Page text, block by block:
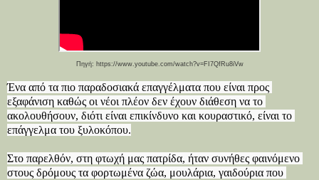
Πηγή: https://www.youtube.com/watch?v=FI7QfRu8iVw
Ένα από τα πιο παραδοσιακά επαγγέλματα που είναι προς
εξαφάνιση καθώς οι νέοι πλέον δεν έχουν διάθεση να το
ακολουθήσουν, διότι είναι επικίνδυνο και κουραστικό, είναι το
επάγγελμα του ξυλοκόπου.
Στο παρελθόν, στη φτωχή μας πατρίδα, ήταν συνήθες φαινόμενο
στους δρόμους τα φορτωμένα ζώα, μουλάρια, γαιδούρια που